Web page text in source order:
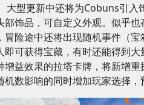
大型更新中还将为Cobuns引入
部饰品，可自定义外观。似乎
冒险途中还将出现随机事件（
即可获得宝藏，有时还能得到
增益效果的拉塔卡牌，将新增
机数影响的同时增加玩家选择，